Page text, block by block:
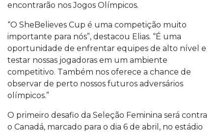
encontrarão nos Jogos Olímpicos.
“O SheBelieves Cup é uma competição muito
importante para nós”, destacou Elias. “É uma
oportunidade de enfrentar equipes de alto nível e
testar nossas jogadoras em um ambiente
competitivo. Também nos oferece a chance de
observar de perto nossos futuros adversários
olímpicos.”
O primeiro desafio da Seleção Feminina será contra
o Canadá, marcado para o dia 6 de abril, no estádio